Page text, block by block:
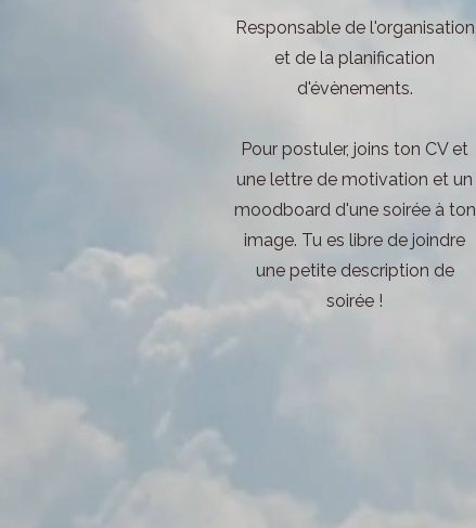
Responsable de l'organisation
et de la planification
d'évènements.
Pour postuler, joins ton CV et
une lettre de motivation et un
moodboard d'une soirée à ton
image. Tu es libre de joindre
une petite description de
soirée !